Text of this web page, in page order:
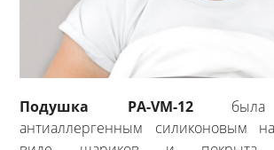
Подушка PA-VM-12была
антиаллергенным силиконовым